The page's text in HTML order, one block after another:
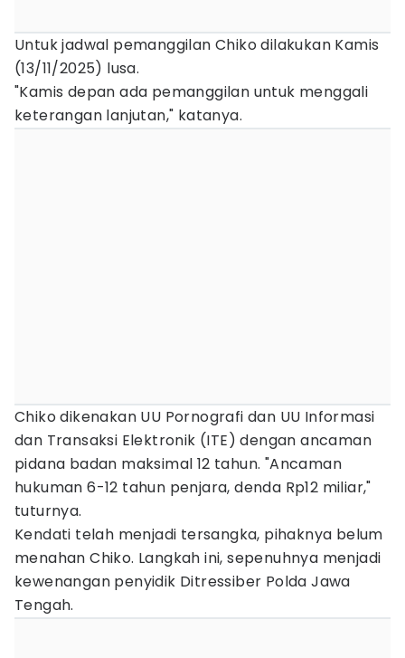
Untuk jadwal pemanggilan Chiko dilakukan Kamis
(13/11/2025) lusa.
"Kamis depan ada pemanggilan untuk menggali
keterangan lanjutan," katanya.
Chiko dikenakan UU Pornografi dan UU Informasi
dan Transaksi Elektronik (ITE) dengan ancaman
pidana badan maksimal 12 tahun. "Ancaman
hukuman 6-12 tahun penjara, denda Rp12 miliar,"
tuturnya.
Kendati telah menjadi tersangka, pihaknya belum
menahan Chiko. Langkah ini, sepenuhnya menjadi
kewenangan penyidik Ditressiber Polda Jawa
Tengah.